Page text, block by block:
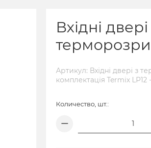
Вхідні
Артикул: Вхідні двері з
комплектація Termix LP12
Количество, шт.: